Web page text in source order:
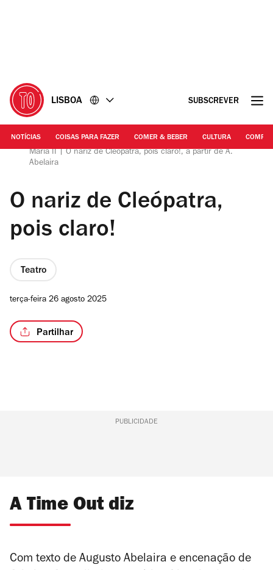
LISBOA SUBSCREVER
NOTÍCIAS COISAS PARA FAZER COMER & BEBER CULTURA
Causas Comuns em coprodução com Teatro Nacional D.
Maria II | O nariz de Cleópatra, pois claro!, a partir de A.
Abelaira
O nariz de Cleópatra,
pois claro!
Teatro
terça-feira 26 agosto 2025
Partilhar
PUBLICIDADE
A Time Out diz
Com texto de Augusto Abelaira e encenação de